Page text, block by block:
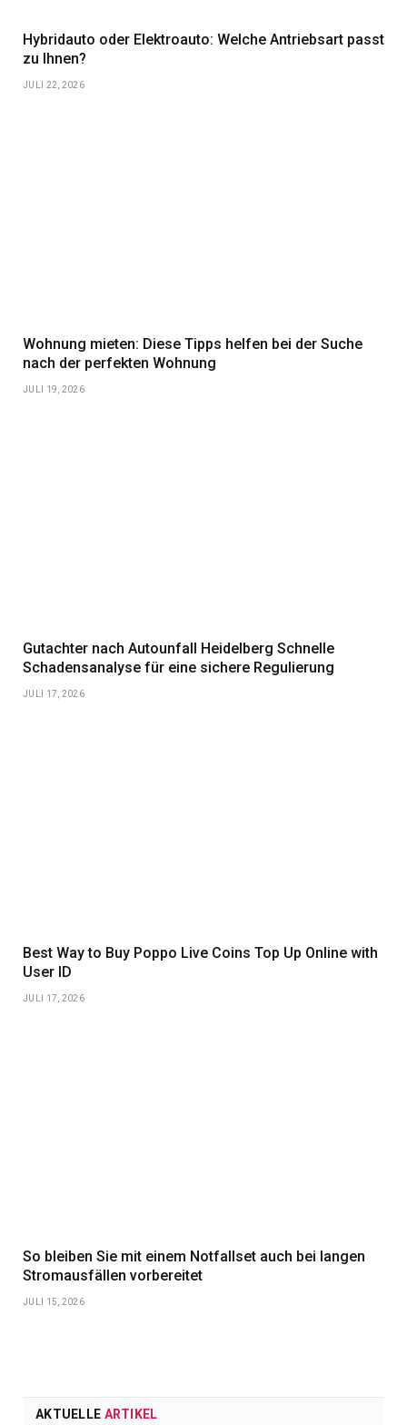
Hybridauto oder Elektroauto: Welche Antriebsart passt
zu Ihnen?
JULI 22, 2026
Wohnung mieten: Diese Tipps helfen bei der Suche
nach der perfekten Wohnung
JULI 19, 2026
Gutachter nach Autounfall Heidelberg Schnelle
Schadensanalyse für eine sichere Regulierung
JULI 17, 2026
Best Way to Buy Poppo Live Coins Top Up Online with
User ID
JULI 17, 2026
So bleiben Sie mit einem Notfallset auch bei langen
Stromausfällen vorbereitet
JULI 15, 2026
AKTUELLE ARTIKEL